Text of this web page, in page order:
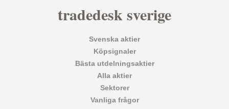
tradedesk sverige
Svenska aktier
Köpsignaler
Bästa utdelningsaktier
Alla aktier
Sektorer
Vanliga frågor